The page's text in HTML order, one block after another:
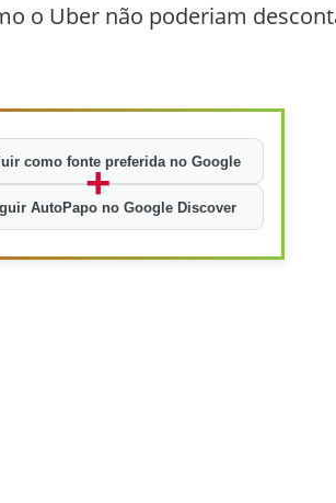
o Uber não poderiam
como fonte preferida no Google
+
AutoPapo no Google Discover